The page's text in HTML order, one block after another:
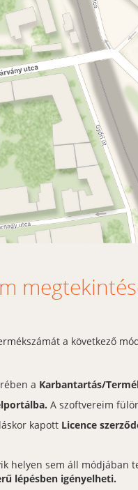
a következő
a Karbantartás/
A szoftvereim
kapott Licence
helyen sem áll módjában
lépésben igényelheti.